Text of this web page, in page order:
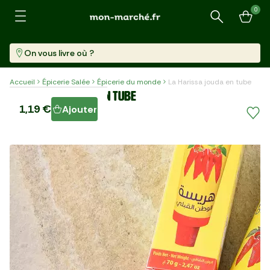
Recherche
0
On vous livre où ?
Accueil Épicerie Salée Épicerie du monde La Harissa jouda en tube
La Harissa jouda en tube
1,19 € Ajouter